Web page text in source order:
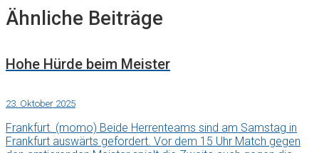
Ähnliche Beiträge
Hohe Hürde beim Meister
23. Oktober 2025
Frankfurt. (momo) Beide Herrenteams sind am Samstag in
Frankfurt auswärts gefordert. Vor dem 15 Uhr Match gegen